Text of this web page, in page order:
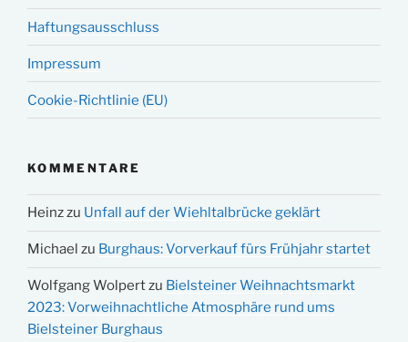
Haftungsausschluss
Impressum
Cookie-Richtlinie (EU)
KOMMENTARE
Heinzzu Unfall auf der Wiehltalbrücke geklärt
Michael zu Burghaus: Vorverkauf fürs Frühjahr startet
Wolfgang Wolpertzu Bielsteiner Weihnachtsmarkt
2023: Vorweihnachtliche Atmosphäre rund ums
Bielsteiner Burghaus